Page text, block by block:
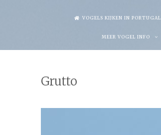
VOGELS KIJKEN IN PORTUGAL
MEER VOGEL INFO
Grutto